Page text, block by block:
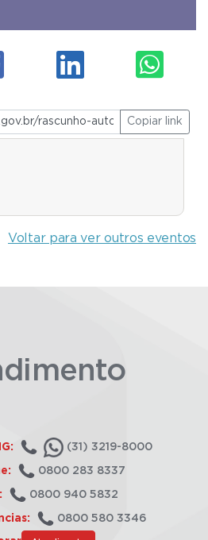
Copiar link
Voltar para ver outros eventos
(31) 3219-8000
0800 283 8337
0800 940 5832
0800 580 3346